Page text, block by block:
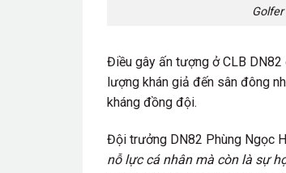
Điều gây ấn tượng ở CLB
lượng khán giả đến sân đông
kháng đồng đội.
Đội trưởng DN82 Phùng Ngọc
nỗ lực cá nhân mà còn là sự